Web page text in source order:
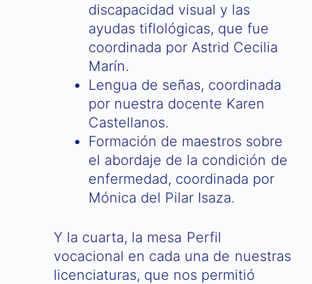
discapacidad visual y las
ayudas tiflológicas, que fue
coordinada por Astrid Cecilia
Marín.
Lengua de señas, coordinada
por nuestra docente Karen
Castellanos.
Formación de maestros sobre
el abordaje de la condición de
enfermedad, coordinada por
Mónica del Pilar Isaza.
Y la cuarta, la mesa Perfil
vocacional en cada una de nuestras
licenciaturas, que nos permitió